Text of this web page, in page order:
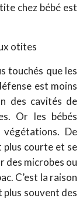
chez bébé est
otites
touchés que les
est moins
des cavités de
Or les bébés
De
plus courte et se
des microbes ou
C’est la raison
souvent des